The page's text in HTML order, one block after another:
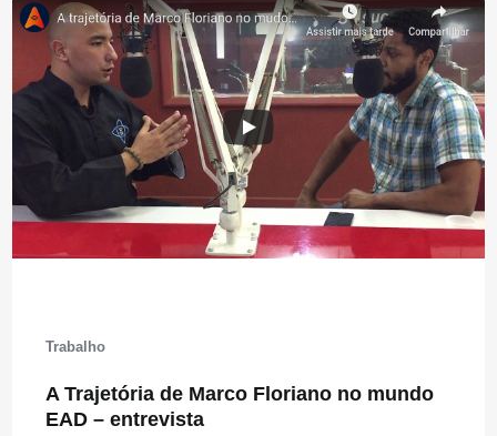
Trabalho
A Trajetória de Marco Floriano no mundo
EAD – entrevista